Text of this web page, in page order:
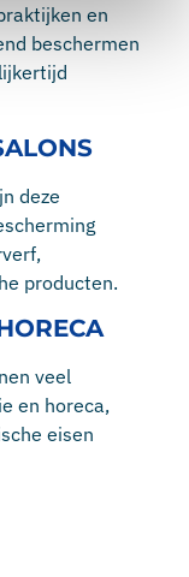
en
beschermen
deze
producten.
veel
en horeca,
eisen